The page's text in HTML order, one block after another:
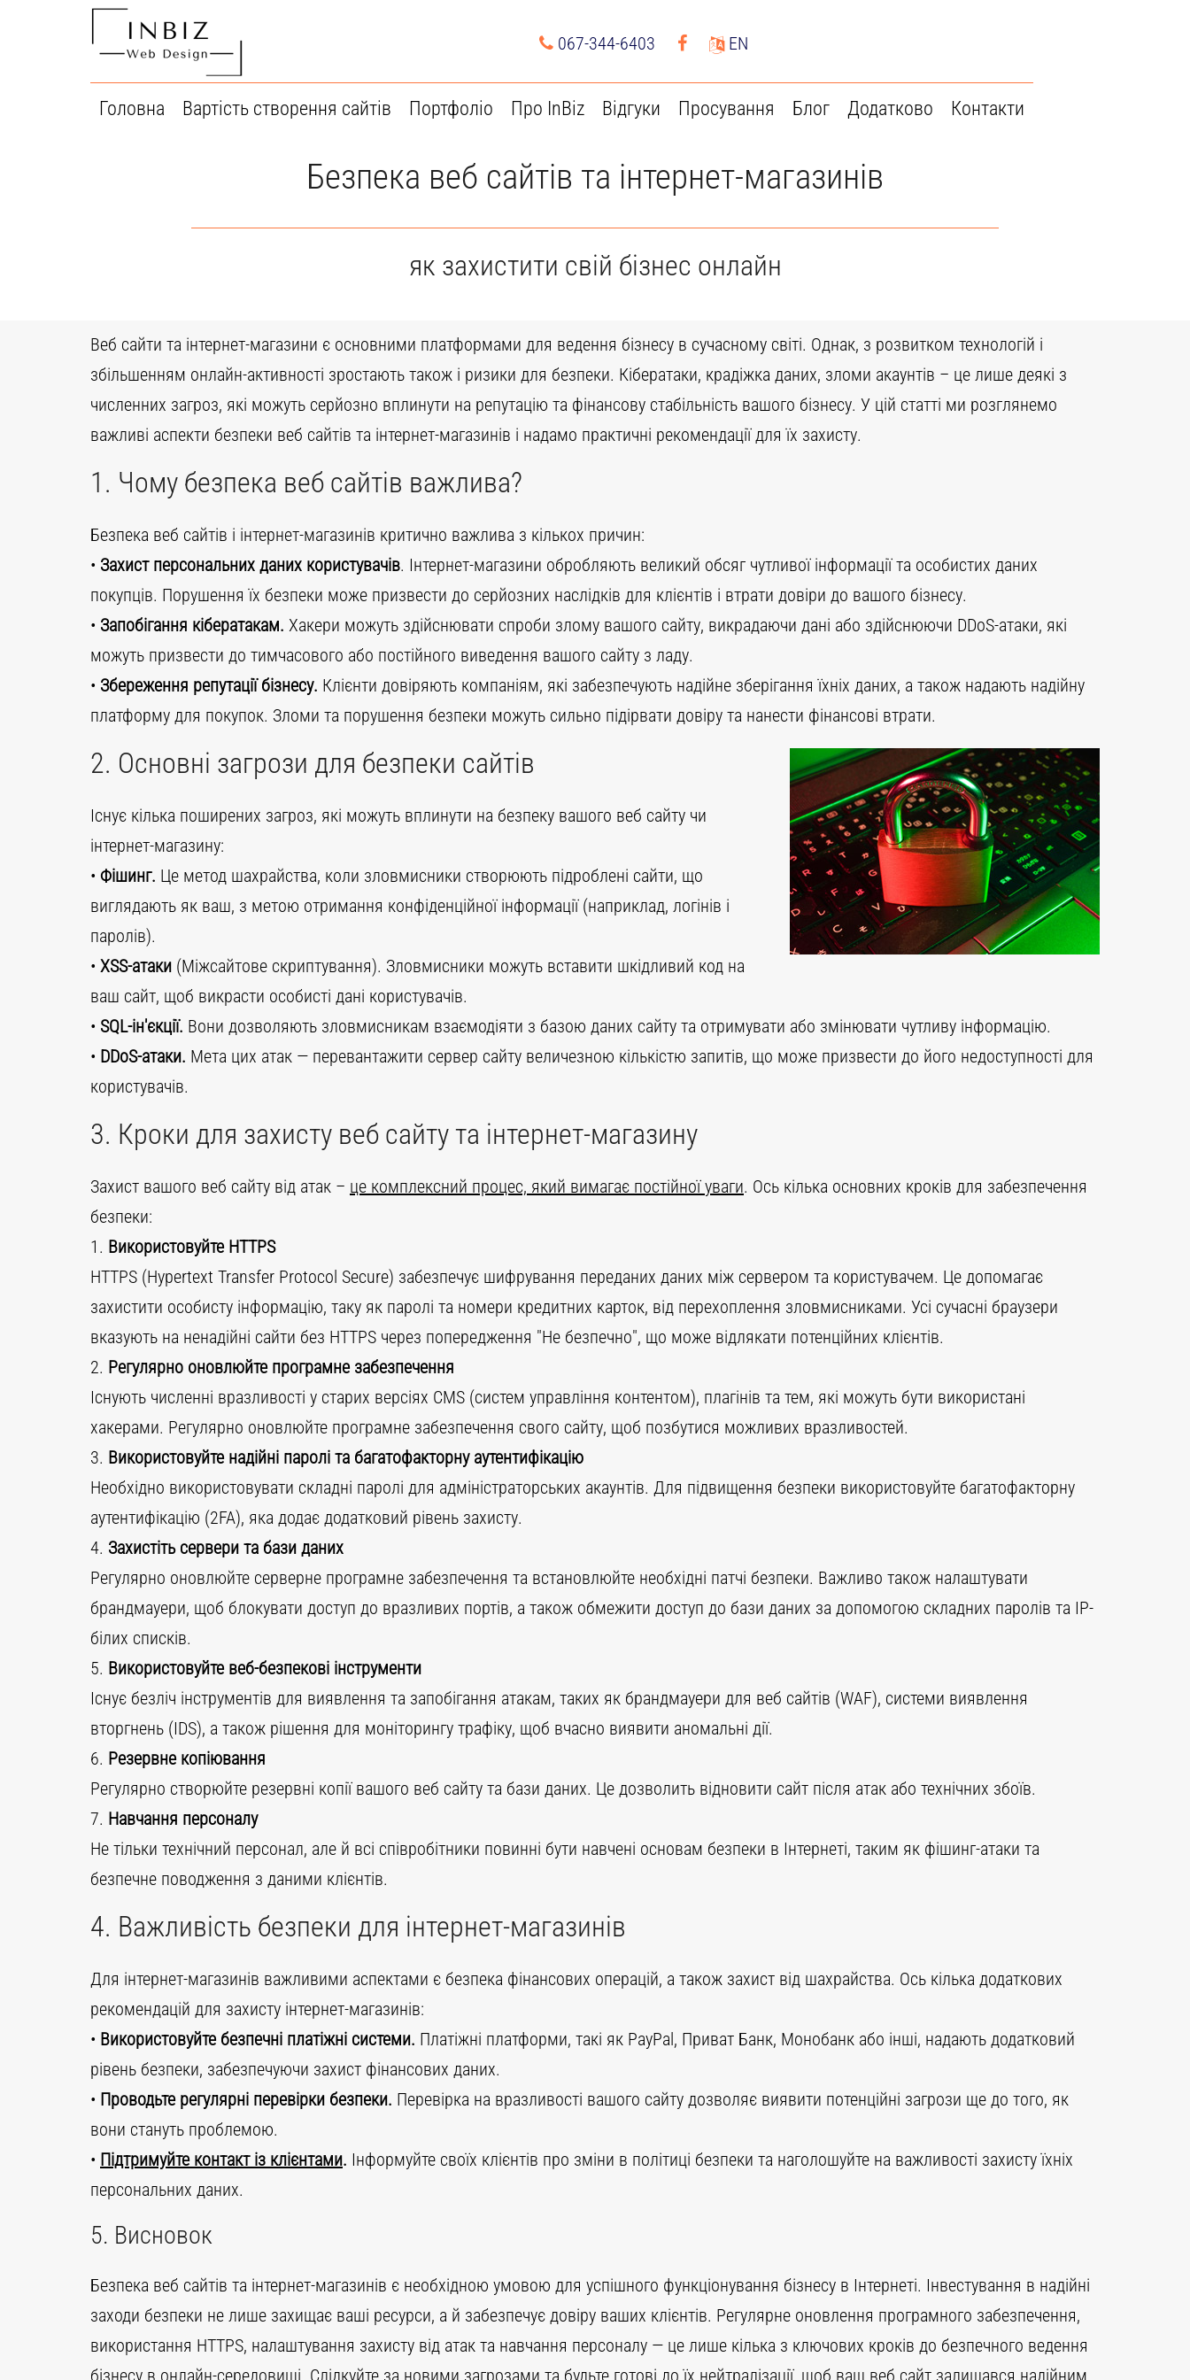
067-344-6403 EN
Головна Вартість створення сайтів Портфоліо Про InBiz Відгуки Просування Блог Додатково Контакти
Безпека веб сайтів та інтернет-магазинів
як захистити свій бізнес онлайн
Веб сайти та інтернет-магазини є основними платформами для ведення бізнесу в сучасному світі. Однак, з розвитком технологій і
збільшенням онлайн-активності зростають також і ризики для безпеки. Кібератаки, крадіжка даних, зломи акаунтів – це лише деякі з
численних загроз, які можуть серйозно вплинути на репутацію та фінансову стабільність вашого бізнесу. У цій статті ми розглянемо
важливі аспекти безпеки веб сайтів та інтернет-магазинів і надамо практичні рекомендації для їх захисту.
1. Чому безпека веб сайтів важлива?
Безпека веб сайтів і інтернет-магазинів критично важлива з кількох причин:
• Захист персональних даних користувачів. Інтернет-магазини обробляють великий обсяг чутливої інформації та особистих даних
покупців. Порушення їх безпеки може призвести до серйозних наслідків для клієнтів і втрати довіри до вашого бізнесу.
• Запобігання кібератакам. Хакери можуть здійснювати спроби злому вашого сайту, викрадаючи дані або здійснюючи DDoS-атаки, які
можуть призвести до тимчасового або постійного виведення вашого сайту з ладу.
• Збереження репутації бізнесу. Клієнти довіряють компаніям, які забезпечують надійне зберігання їхніх даних, а також надають надійну
платформу для покупок. Зломи та порушення безпеки можуть сильно підірвати довіру та нанести фінансові втрати.
2. Основні загрози для безпеки сайтів
Існує кілька поширених загроз, які можуть вплинути на безпеку вашого веб сайту чи
інтернет-магазину:
• Фішинг. Це метод шахрайства, коли зловмисники створюють підроблені сайти, що
виглядають як ваш, з метою отримання конфіденційної інформації (наприклад, логінів і
паролів).
• XSS-атаки (Міжсайтове скриптування). Зловмисники можуть вставити шкідливий код на
ваш сайт, щоб викрасти особисті дані користувачів.
• SQL-ін'єкції. Вони дозволяють зловмисникам взаємодіяти з базою даних сайту та отримувати або змінювати чутливу інформацію.
• DDoS-атаки. Мета цих атак — перевантажити сервер сайту величезною кількістю запитів, що може призвести до його недоступності для
користувачів.
3. Кроки для захисту веб сайту та інтернет-магазину
Захист вашого веб сайту від атак – це комплексний процес, який вимагає постійної уваги. Ось кілька основних кроків для забезпечення
безпеки:
1. Використовуйте HTTPS
HTTPS (Hypertext Transfer Protocol Secure) забезпечує шифрування переданих даних між сервером та користувачем. Це допомагає
захистити особисту інформацію, таку як паролі та номери кредитних карток, від перехоплення зловмисниками. Усі сучасні браузери
вказують на ненадійні сайти без HTTPS через попередження "Не безпечно", що може відлякати потенційних клієнтів.
2. Регулярно оновлюйте програмне забезпечення
Існують численні вразливості у старих версіях CMS (систем управління контентом), плагінів та тем, які можуть бути використані
хакерами. Регулярно оновлюйте програмне забезпечення свого сайту, щоб позбутися можливих вразливостей.
3. Використовуйте надійні паролі та багатофакторну аутентифікацію
Необхідно використовувати складні паролі для адміністраторських акаунтів. Для підвищення безпеки використовуйте багатофакторну
аутентифікацію (2FA), яка додає додатковий рівень захисту.
4. Захистіть сервери та бази даних
Регулярно оновлюйте серверне програмне забезпечення та встановлюйте необхідні патчі безпеки. Важливо також налаштувати
брандмауери, щоб блокувати доступ до вразливих портів, а також обмежити доступ до бази даних за допомогою складних паролів та IP-
білих списків.
5. Використовуйте веб-безпекові інструменти
Існує безліч інструментів для виявлення та запобігання атакам, таких як брандмауери для веб сайтів (WAF), системи виявлення
вторгнень (IDS), а також рішення для моніторингу трафіку, щоб вчасно виявити аномальні дії.
6. Резервне копіювання
Регулярно створюйте резервні копії вашого веб сайту та бази даних. Це дозволить відновити сайт після атак або технічних збоїв.
7. Навчання персоналу
Не тільки технічний персонал, але й всі співробітники повинні бути навчені основам безпеки в Інтернеті, таким як фішинг-атаки та
безпечне поводження з даними клієнтів.
4. Важливість безпеки для інтернет-магазинів
Для інтернет-магазинів важливими аспектами є безпека фінансових операцій, а також захист від шахрайства. Ось кілька додаткових
рекомендацій для захисту інтернет-магазинів:
• Використовуйте безпечні платіжні системи. Платіжні платформи, такі як PayPal, Приват Банк, Монобанк або інші, надають додатковий
рівень безпеки, забезпечуючи захист фінансових даних.
• Проводьте регулярні перевірки безпеки. Перевірка на вразливості вашого сайту дозволяє виявити потенційні загрози ще до того, як
вони стануть проблемою.
• Підтримуйте контакт із клієнтами. Інформуйте своїх клієнтів про зміни в політиці безпеки та наголошуйте на важливості захисту їхніх
персональних даних.
5. Висновок
Безпека веб сайтів та інтернет-магазинів є необхідною умовою для успішного функціонування бізнесу в Інтернеті. Інвестування в надійні
заходи безпеки не лише захищає ваші ресурси, а й забезпечує довіру ваших клієнтів. Регулярне оновлення програмного забезпечення,
використання HTTPS, налаштування захисту від атак та навчання персоналу — це лише кілька з ключових кроків до безпечного ведення
бізнесу в онлайн-середовищі. Слідкуйте за новими загрозами та будьте готові до їх нейтралізації, щоб ваш веб сайт залишався надійним